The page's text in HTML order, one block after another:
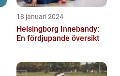
18 januari 2024
Helsingborg Innebandy:
En fördjupande översikt